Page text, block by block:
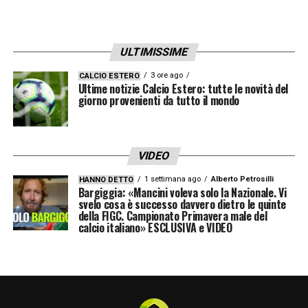
ULTIMISSIME
CALCIO ESTERO 3 ore ago
Ultime notizie Calcio Estero: tutte le novità del
giorno provenienti da tutto il mondo
VIDEO
HANNO DETTO 1 settimana ago Alberto Petrosilli
Bargiggia: «Mancini voleva solo la Nazionale. Vi
svelo cosa è successo davvero dietro le quinte
della FIGC. Campionato Primavera male del
calcio italiano» ESCLUSIVA e VIDEO